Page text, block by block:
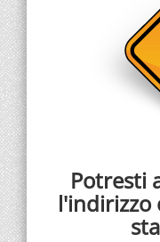
Potresti
l'indirizzo